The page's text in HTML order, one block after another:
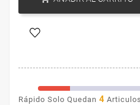
Rápido Solo Quedan 4